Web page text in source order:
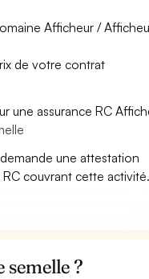
Afficheur /
de votre contrat
une assurance RC
une attestation
couvrant cette activité.
?